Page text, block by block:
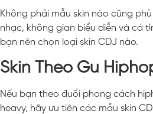
Không phải mẫu skin nào cũng
nhạc, không gian biểu diễn và cá
bạn nên chọn loại skin CDJ nào.
Skin Theo Gu
Nếu bạn theo đuổi phong cách
heavy, hãy ưu tiên các mẫu skin